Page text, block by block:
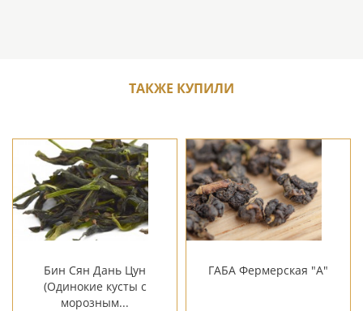
ТАКЖЕ КУПИЛИ
Бин Сян Дань Цун
(Одинокие кусты с
морозным...
ГАБА Фермерская "А"